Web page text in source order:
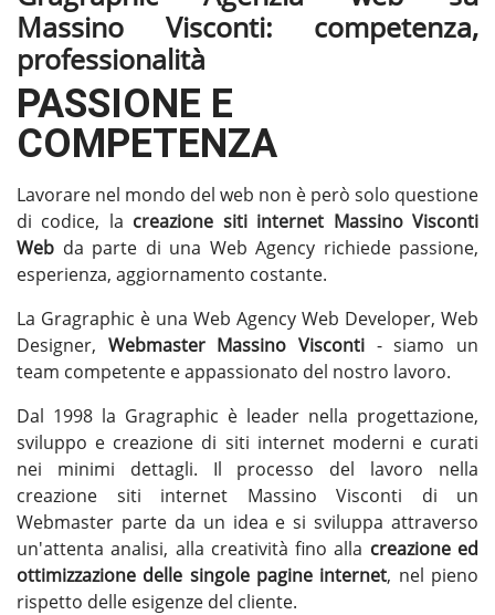
Massino Visconti: competenza,
professionalità
PASSIONE E
COMPETENZA
Lavorare nel mondo del web non è però solo questione
di codice, la creazione siti internet Massino Visconti
Web da parte di una Web Agency richiede passione,
esperienza, aggiornamento costante.
La Gragraphic è una Web Agency Web Developer, Web
Designer, Webmaster Massino Visconti - siamo un
team competente e appassionato del nostro lavoro.
Dal 1998 la Gragraphic è leader nella progettazione,
sviluppo e creazione di siti internet moderni e curati
nei minimi dettagli. Il processo del lavoro nella
creazione siti internet Massino Visconti di un
Webmaster parte da un idea e si sviluppa attraverso
un'attenta analisi, alla creatività fino alla creazione ed
ottimizzazione delle singole pagine internet, nel pieno
rispetto delle esigenze del cliente.